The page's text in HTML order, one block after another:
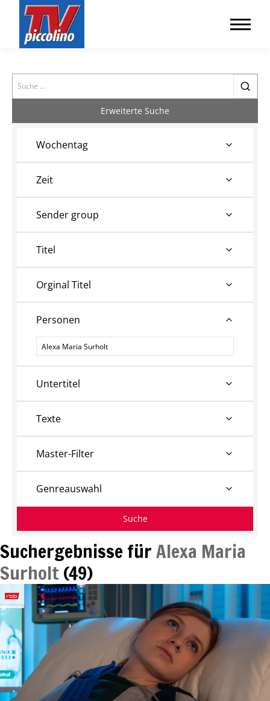
Search
Suchergebnisse fürAlexa Maria
Surholt (49)
Erweiterte Suche
Wochentag
Zeit
Sender group
Titel
Orginal Titel
Personen
Personen
Untertitel
Texte
Master-Filter
Genreauswahl
Suche